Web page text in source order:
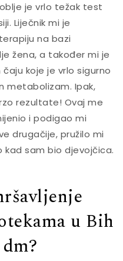
je vrlo težak test
Liječnik mi je
na bazi
žena, a također mi je
koje je vrlo sigurno
metabolizam. Ipak,
rezultate! Ovaj me
i podigao mi
drugačije, pružilo mi
kad sam bio djevojčica.
u Bih